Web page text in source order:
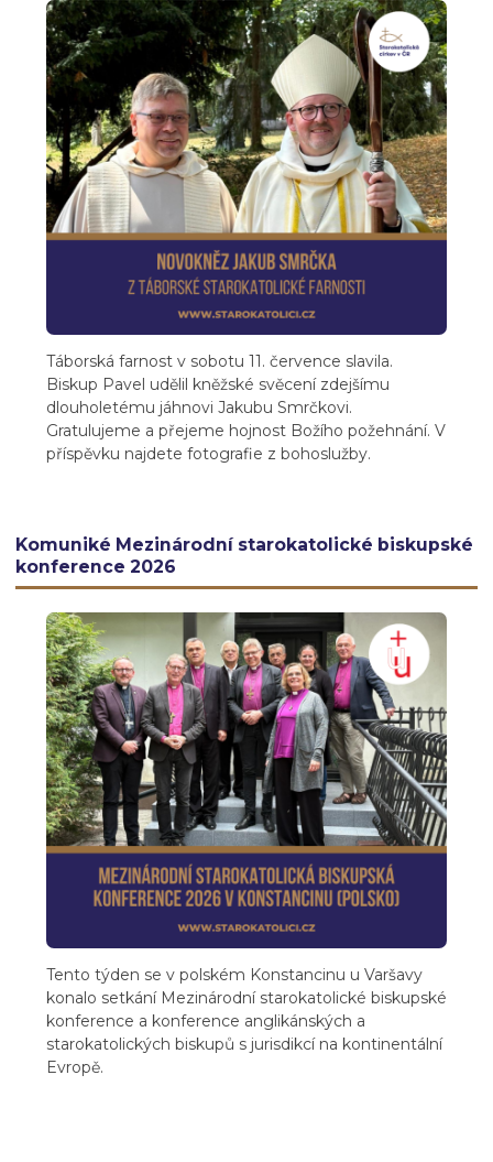
Táborská farnost v sobotu 11. července slavila.
Biskup Pavel udělil kněžské svěcení zdejšímu
dlouholetému jáhnovi Jakubu Smrčkovi.
Gratulujeme a přejeme hojnost Božího požehnání. V
příspěvku najdete fotografie z bohoslužby.
Komuniké Mezinárodní starokatolické biskupské
konference 2026
Tento týden se v polském Konstancinu u Varšavy
konalo setkání Mezinárodní starokatolické biskupské
konference a konference anglikánských a
starokatolických biskupů s jurisdikcí na kontinentální
Evropě.